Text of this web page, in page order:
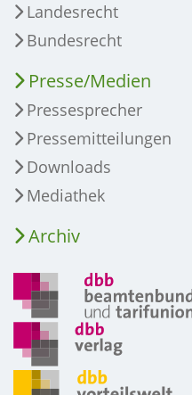
Landesrecht
Bundesrecht
Presse/Medien
Pressesprecher
Pressemitteilungen
Downloads
Mediathek
Archiv